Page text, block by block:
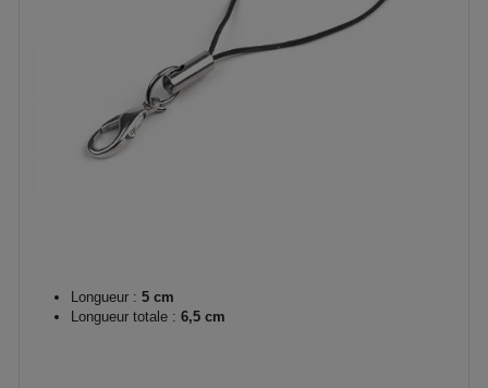
Longueur : 5 cm
Longueur totale : 6,5 cm